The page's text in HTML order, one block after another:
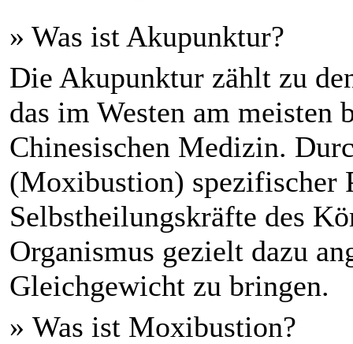
» Was ist Akupunktur?
Die Akupunktur zählt zu
das im Westen am meisten
Chinesischen Medizin.
(Moxibustion) spezifischer
Selbstheilungskräfte des
Organismus gezielt dazu
Gleichgewicht zu bringen.
» Was ist Moxibustion?